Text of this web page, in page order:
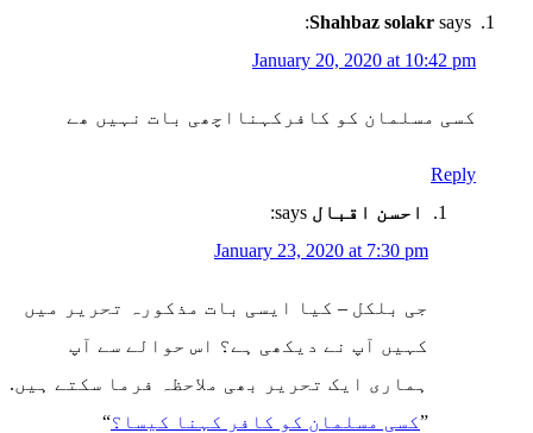
Shahbaz solakr says:
January 20, 2020 at 10:42 pm
کسی مسلمان کو کافرکہنااچھی بات نہیں ھے
Reply
احسن اقبال says:
January 23, 2020 at 7:30 pm
جی بلکل – کیا ایسی بات مذکورہ تحریر میں
کہیں آپ نے دیکھی ہے؟ اس حوالے سے آپ
ہماری ایک تحریر بھی ملاحظہ فرما سکتے ہیں.
”کسی مسلمان کو کافر کہنا کیسا؟“